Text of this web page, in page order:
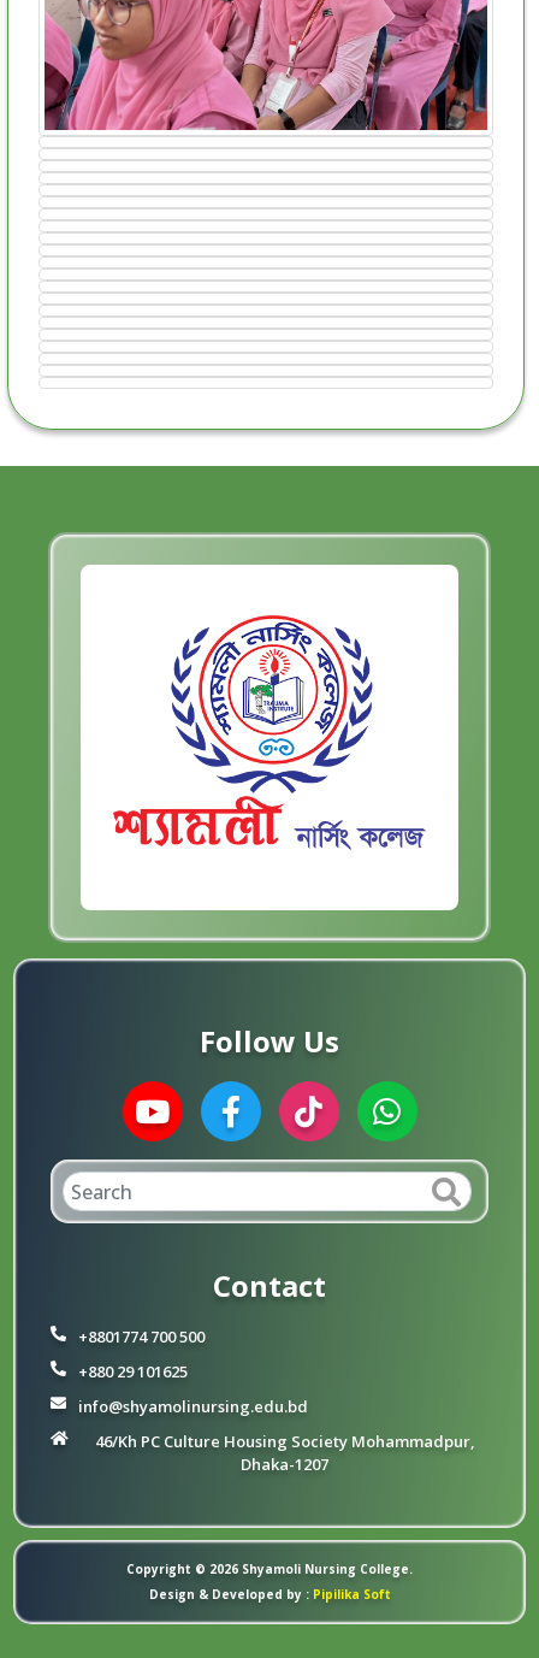
Follow Us
Contact
+8801774 700 500
+880 29 101625
info@shyamolinursing.edu.bd
46/Kh PC Culture Housing Society Mohammadpur,
Dhaka-1207
Copyright © 2026 Shyamoli Nursing College.
Design & Developed by :Pipilika Soft